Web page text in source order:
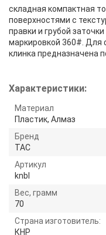
складная компактная
поверхностями с
правки и грубой
маркировкой 360#. Для
клинка предназначена
Характеристики:
Материал
Пластик, Алмаз
Бренд
TAC
Артикул
knbl
Вес, грамм
70
Страна изготовитель:
КНР